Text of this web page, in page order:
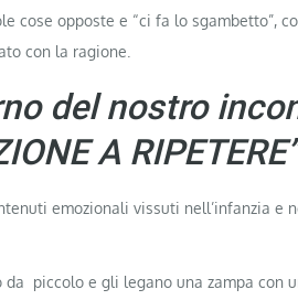
cose opposte e “ci fa lo sgambetto”,
con la ragione.
del nostro
A RIPETERE”
emozionali vissuti nell’infanzia e
piccolo e gli legano una zampa con